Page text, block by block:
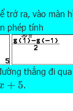
trở ra, vào màn
phép tính
thẳng đi
.